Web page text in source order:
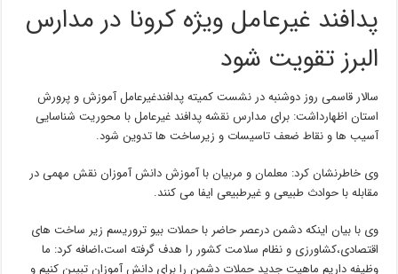
پدافند غیرعامل ویژه کرونا در مدارس
البرز تقویت شود
سالار قاسمی روز دوشنبه در نشست کمیته پدافندغیرعامل آموزش و پرورش
استان اظهارداشت: برای مدارس نقشه پدافند غیرعامل با محوریت شناسایی
آسیب ها و نقاط ضعف تاسیسات و زیرساخت ها تدوین شود.
وی خاطرنشان کرد: معلمان و مربیان با آموزش دانش آموزان نقش مهمی در
مقابله با حوادث طبیعی و غیرطبیعی ایفا می کنند.
وی با بیان اینکه دشمن درعصر حاضر با حملات بیو تروریسم زیر ساخت های
اقتصادی،کشاورزی و نظام سلامت کشور را هدف گرفته است،اضافه کرد: ما
وظیفه داریم ماهیت جدید حملات دشمن را برای دانش آموزان تبیین کنیم و